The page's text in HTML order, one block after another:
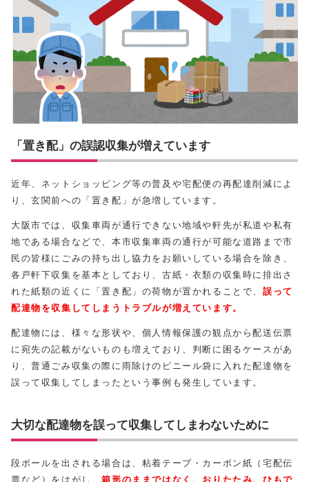
「置き配」の誤認収集が増えています
近年、ネットショッピング等の普及や宅配便の再配達削減によ
り、玄関前への「置き配」が急増しています。
大阪市では、収集車両が通行できない地域や軒先が私道や私有
地である場合などで、本市収集車両の通行が可能な道路まで市
民の皆様にごみの持ち出し協力をお願いしている場合を除き、
各戸軒下収集を基本としており、古紙・衣類の収集時に排出さ
れた紙類の近くに「置き配」の荷物が置かれることで、 誤って
配達物を収集してしまうトラブルが増えています。
配達物には、様々な形状や、個人情報保護の観点から配送伝票
に宛先の記載がないものも増えており、判断に困るケースがあ
り、普通ごみ収集の際に雨除けのビニール袋に入れた配達物を
誤って収集してしまったという事例も発生しています。
大切な配達物を誤って収集してしまわないために
段ボールを出される場合は、粘着テープ・カーボン紙（宅配伝
票など）をはがし、箱形のままではなく、おりたたみ、ひもで